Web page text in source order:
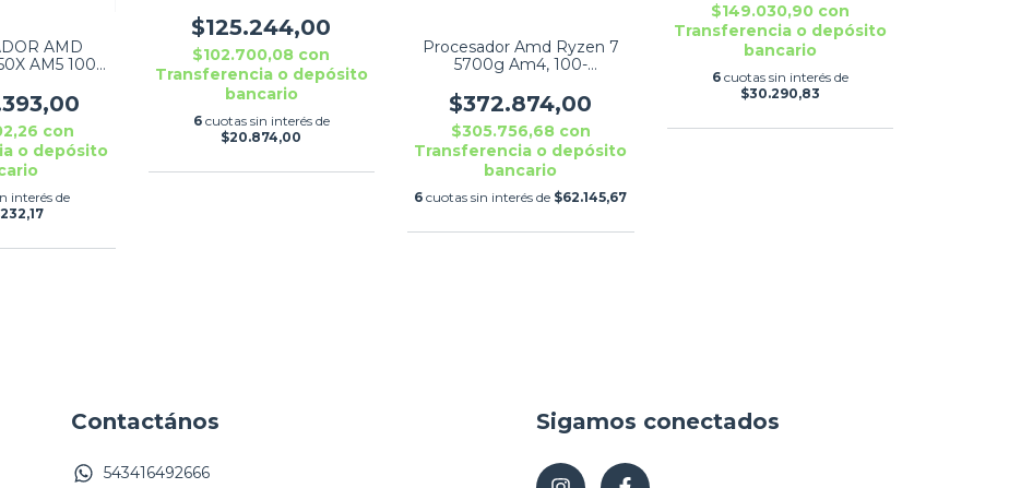
AMD
AM5 100-
con
o depósito
interés de
$125.244,00
$102.700,08 con
Transferencia o depósito
bancario
6 cuotas sin interés de
$20.874,00
Procesador Amd Ryzen 7
5700g Am4, 100-
$372.874,00
$305.756,68 con
Transferencia o depósito
bancario
6 cuotas sin interés de $62.145,67
$149.030,90 con
Transferencia o depósito
bancario
6 cuotas sin interés de
$30.290,83
Contactános
543416492666
Sigamos conectados